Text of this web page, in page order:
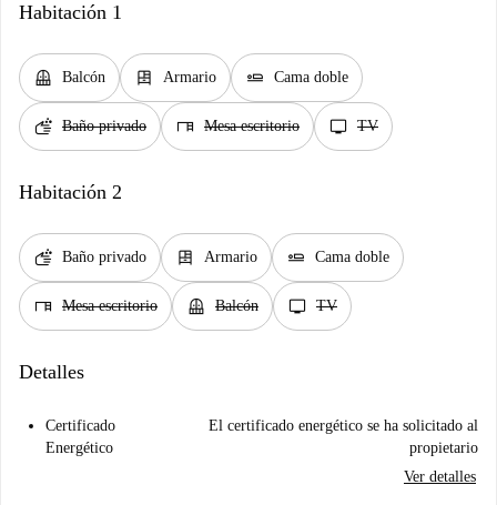
Habitación 1
balcony Balcón dresser Armario airline_seat_flat Cama doble
soap Baño privado desk Mesa escritorio tv TV
Habitación 2
soap Baño privado dresser Armario airline_seat_flat Cama doble
desk Mesa escritorio balcony Balcón tv TV
Detalles
Certificado
Energético
El certificado energético se ha solicitado al
propietario
Ver detalles